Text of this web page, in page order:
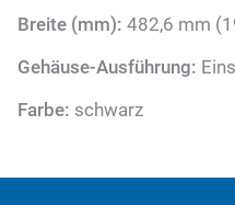
Breite (mm): 482,6 mm
Gehäuse-Ausführung:
Farbe: schwarz